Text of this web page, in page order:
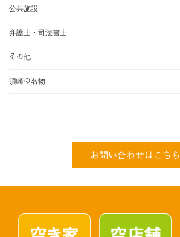
公共施設
弁護士・司法書士
その他
須崎の名物
お問い合わせはこちら